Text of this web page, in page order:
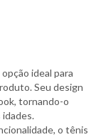
opção ideal para
Seu design
tornando-o
idades.
o tênis